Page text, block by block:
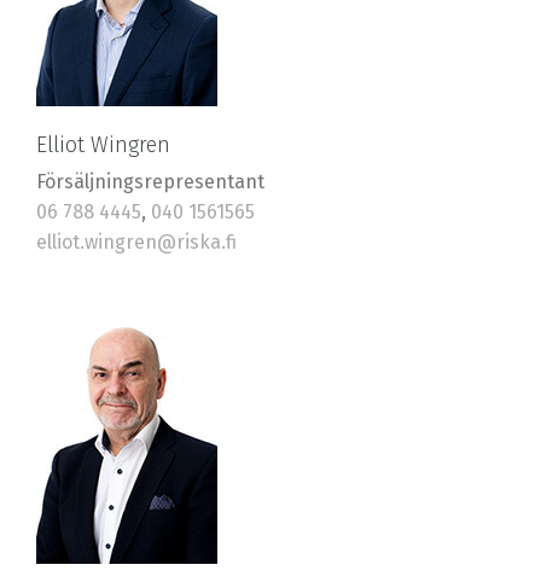
Elliot Wingren
Försäljningsrepresentant
06 788 4445, 040 1561565
elliot.wingren@riska.fi